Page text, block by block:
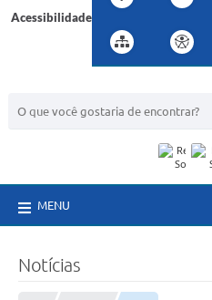
Acessibilidade
MENU
Notícias